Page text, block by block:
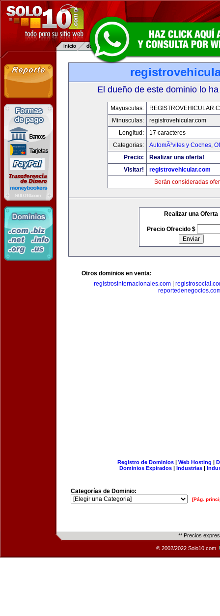
El dueño de este dominio lo
Mayusculas:
Minusculas:
registrovehicular.com
Longitud:
17 caracteres
Categorias:
AutomÃ³viles y Coches,
Precio:
Realizar una oferta!
Visitar!
registrovehicular.com
Serán consideradas
Realizar una Oferta
Precio Ofrecido $
Otros dominios en venta:
registrosinternacionales.com
Registro de Dominios| Web Hosting |
Dominios Expirados | Industrias |
Categorías de Dominio:
[Pág.
** Precios
© 2002/2022 Solo10.com